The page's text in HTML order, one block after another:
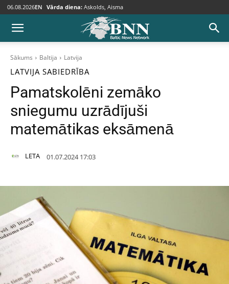
06.08.2026EN Vārda diena: Askolds, Aisma
Sākums Baltija Latvija
LATVIJA SABIEDRĪBA
Pamatskolēni zemāko
sniegumu uzrādījuši
matemātikas eksāmenā
LETA 01.07.2024 17:03